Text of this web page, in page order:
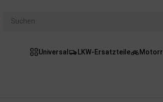
Suchen
Universal LKW-Ersatzteile